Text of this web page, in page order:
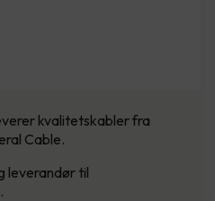
kvalitetskabler fra
Cable.
leverandør til